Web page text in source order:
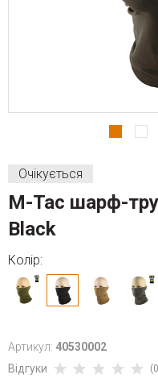
Очікується
M-Tac шарф-
Black
Колір:
Артикул: 40530002
Відгуки